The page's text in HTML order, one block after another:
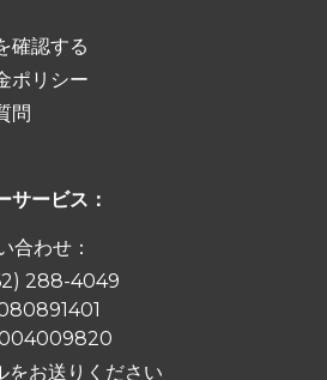
確認する
ポリシー
問
サービス：
合わせ：
288-4049
をお送りください